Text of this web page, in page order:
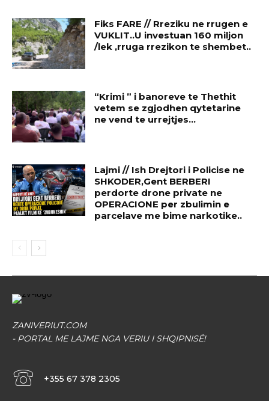
Fiks FARE // Rreziku ne rrugen e
VUKLIT..U investuan 160 miljon
/lek ,rruga rrezikon te shembet..
“Krimi ” i banoreve te Thethit
vetem se zgjodhen qytetarine
ne vend te urrejtjes…
Lajmi // Ish Drejtori i Policise ne
SHKODER,Gent BERBERI
perdorte drone private ne
OPERACIONE per zbulimin e
parcelave me bime narkotike..
ZANIVERIUT.COM
- PORTAL ME LAJME NGA VERIU I SHQIPNISË!
+355 67 378 2305